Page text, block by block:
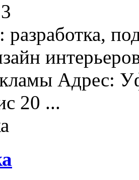
разработка,
Адрес:
20 ...